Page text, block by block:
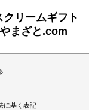
リームギフト
まざと.com
に基く表記